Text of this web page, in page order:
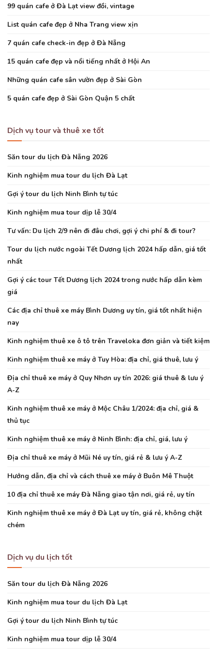
99 quán cafe ở Đà Lạt view đồi, vintage
List quán cafe đẹp ở Nha Trang view xịn
7 quán cafe check-in đẹp ở Đà Nẵng
15 quán cafe đẹp và nổi tiếng nhất ở Hội An
Những quán cafe sân vườn đẹp ở Sài Gòn
5 quán cafe đẹp ở Sài Gòn Quận 5 chất
Dịch vụ tour và thuê xe tốt
Săn tour du lịch Đà Nẵng 2026
Kinh nghiệm mua tour du lịch Đà Lạt
Gợi ý tour du lịch Ninh Bình tự túc
Kinh nghiệm mua tour dịp lễ 30/4
Tư vấn: Du lịch 2/9 nên đi đâu chơi, gợi ý chi phí & đi tour?
Tour du lịch nước ngoài Tết Dương lịch 2024 hấp dẫn, giá tốt
nhất
Gợi ý các tour Tết Dương lịch 2024 trong nước hấp dẫn kèm
giá
Các địa chỉ thuê xe máy Bình Dương uy tín, giá tốt nhất hiện
nay
Kinh nghiệm thuê xe ô tô trên Traveloka đơn giản và tiết kiệm
Kinh nghiệm thuê xe máy ở Tuy Hòa: địa chỉ, giá thuê, lưu ý
Địa chỉ thuê xe máy ở Quy Nhơn uy tín 2026: giá thuê & lưu ý
A-Z
Kinh nghiệm thuê xe máy ở Mộc Châu 1/2024: địa chỉ, giá &
thủ tục
Kinh nghiệm thuê xe máy ở Ninh Bình: địa chỉ, giá, lưu ý
Địa chỉ thuê xe máy ở Mũi Né uy tín, giá rẻ & lưu ý A-Z
Hướng dẫn, địa chỉ và cách thuê xe máy ở Buôn Mê Thuột
10 địa chỉ thuê xe máy Đà Nẵng giao tận nơi, giá rẻ, uy tín
Kinh nghiệm thuê xe máy ở Đà Lạt uy tín, giá rẻ, không chặt
chém
Dịch vụ du lịch tốt
Săn tour du lịch Đà Nẵng 2026
Kinh nghiệm mua tour du lịch Đà Lạt
Gợi ý tour du lịch Ninh Bình tự túc
Kinh nghiệm mua tour dịp lễ 30/4